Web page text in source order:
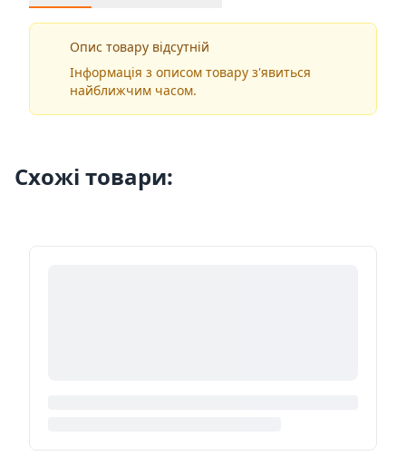
Опис товару відсутній
Інформація з описом товару з'явиться
найближчим часом.
Схожі товари: